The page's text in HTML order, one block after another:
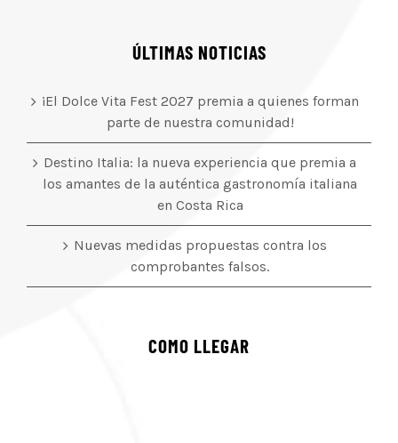
ÚLTIMAS NOTICIAS
¡El Dolce Vita Fest 2027 premia a quienes forman
parte de nuestra comunidad!
Destino Italia: la nueva experiencia que premia a
los amantes de la auténtica gastronomía italiana
en Costa Rica
Nuevas medidas propuestas contra los
comprobantes falsos.
COMO LLEGAR